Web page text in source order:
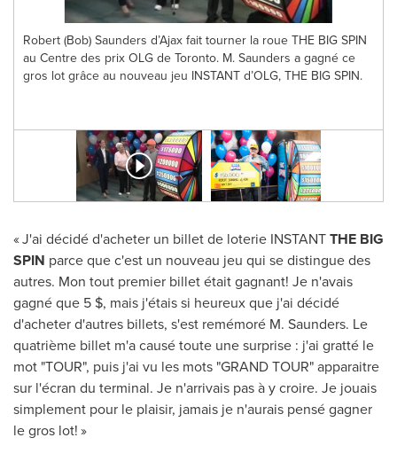
Robert (Bob) Saunders d’Ajax fait tourner la roue THE BIG SPIN
au Centre des prix OLG de Toronto. M. Saunders a gagné ce
gros lot grâce au nouveau jeu INSTANT d’OLG, THE BIG SPIN.
« J'ai décidé d'acheter un billet de loterie INSTANTTHE BIG
SPIN parce que c'est un nouveau jeu qui se distingue des
autres. Mon tout premier billet était gagnant! Je n'avais
gagné que 5 $, mais j'étais si heureux que j'ai décidé
d'acheter d'autres billets, s'est remémoré M. Saunders. Le
quatrième billet m'a causé toute une surprise : j'ai gratté le
mot "TOUR", puis j'ai vu les mots "GRAND TOUR" apparaitre
sur l'écran du terminal. Je n'arrivais pas à y croire. Je jouais
simplement pour le plaisir, jamais je n'aurais pensé gagner
le gros lot! »